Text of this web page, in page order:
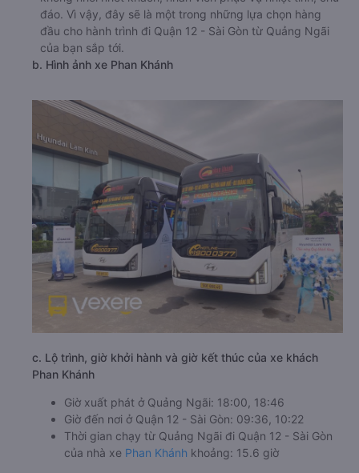
đáo. Vì vậy, đây sẽ là một trong những lựa chọn hàng
đầu cho hành trình đi Quận 12 - Sài Gòn từ Quảng Ngãi
của bạn sắp tới.
b. Hình ảnh xe Phan Khánh
c. Lộ trình, giờ khởi hành và giờ kết thúc của xe khách
Phan Khánh
Giờ xuất phát ở Quảng Ngãi: 18:00, 18:46
Giờ đến nơi ở Quận 12 - Sài Gòn: 09:36, 10:22
Thời gian chạy từ Quảng Ngãi đi Quận 12 - Sài Gòn
của nhà xe Phan Khánh khoảng: 15.6 giờ